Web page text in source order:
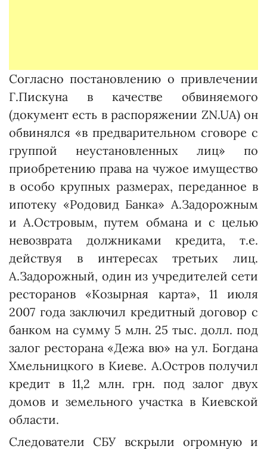
Согласно постановлению о привлечении
Г.Пискуна в качестве обвиняемого
(документ есть в распоряжении ZN.UA) он
обвинялся «в предварительном сговоре с
группой неустановленных лиц» по
приобретению права на чужое имущество
в особо крупных размерах, переданное в
ипотеку «Родовид Банка» А.Задо­рож­ным
и А.Островым, путем обмана и с целью
невозврата должниками кредита, т.е.
действуя в интересах третьих лиц.
А.Задорожный, один из учредителей сети
ресторанов «Козырная карта», 11 июля
2007 года заключил кредитный договор с
банком на сумму 5 млн. 25 тыс. долл. под
залог ресторана «Дежа вю» на ул. Богдана
Хмельницкого в Киеве. А.Остров получил
кредит в 11,2 млн. грн. под залог двух
домов и земельного участка в Киевской
области.
Следователи СБУ вскрыли огромную и